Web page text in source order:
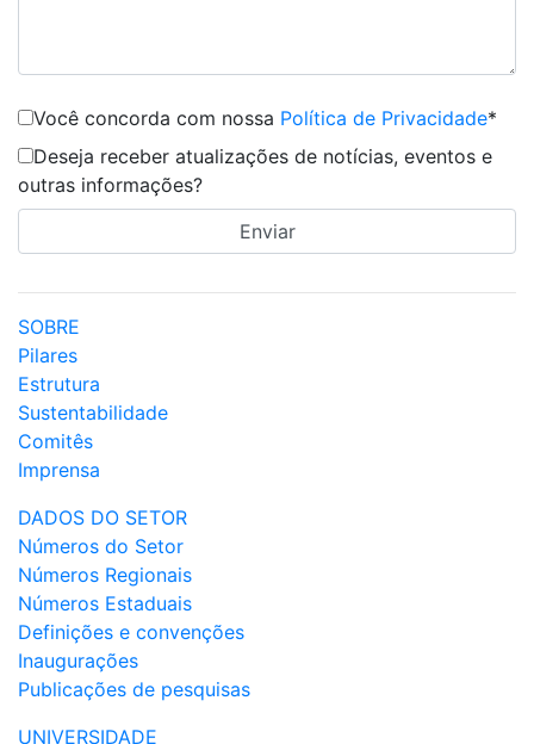
Você concorda com nossa Política de Privacidade*
Deseja receber atualizações de notícias, eventos e
outras informações?
SOBRE
Pilares
Estrutura
Sustentabilidade
Comitês
Imprensa
DADOS DO SETOR
Números do Setor
Números Regionais
Números Estaduais
Definições e convenções
Inaugurações
Publicações de pesquisas
UNIVERSIDADE